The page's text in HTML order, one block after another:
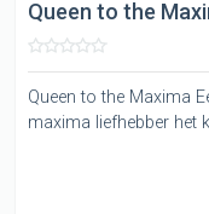
Queen to the
Queen to the Maxima
maxima liefhebber het